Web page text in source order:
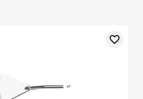
favorite_border